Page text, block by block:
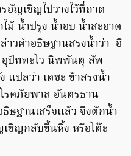
อัญเชิญไปวางไว้ที่ถาด
ม้ น้ำปรุง น้ำอบ น้ำสะอาด
าวคำอธิษฐานสรงน้ำว่า อิ
อุปัททะโว นิพพันตุ สัพ
แปลว่า เดชะ ข้าสรงน้ำ
รคภัยพาล อันตรธาน
ษฐานเสร็จแล้ว จึงตักน้ำ
ชิญกลับขึ้นหิ้ง หรือโต๊ะ